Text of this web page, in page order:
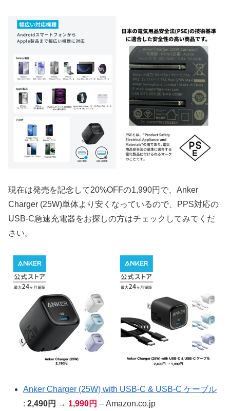
現在は発売を記念して20%OFFの1,990円で、Anker
Charger (25W)単体より安くなっているので、PPS対応の
USB-C急速充電器をお探しの方はチェックしてみてくだ
さい。
Anker Charger (25W) with USB-C & USB-C ケーブル
:2,490円 → 1,990円 – Amazon.co.jp